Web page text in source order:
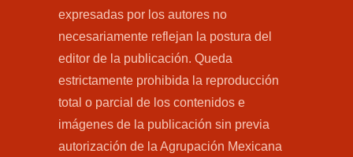
expresadas por los autores no
necesariamente reflejan la postura del
editor de la publicación. Queda
estrictamente prohibida la reproducción
total o parcial de los contenidos e
imágenes de la publicación sin previa
autorización de la Agrupación Mexicana